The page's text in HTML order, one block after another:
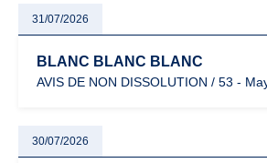
31/07/2026
BLANC BLANC BLANC
AVIS DE NON DISSOLUTION / 53 -
30/07/2026